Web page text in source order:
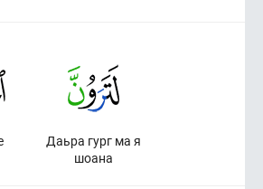
Даьра гург ма я
шоана